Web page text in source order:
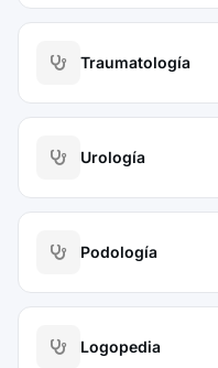
Traumatología
Urología
Podología
Logopedia